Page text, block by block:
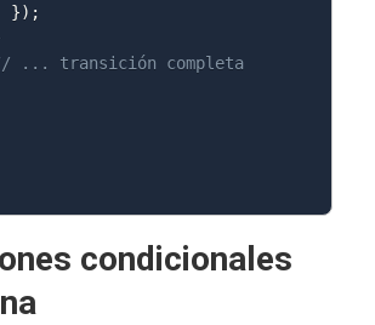
}) ;
... transición completa
condicionales